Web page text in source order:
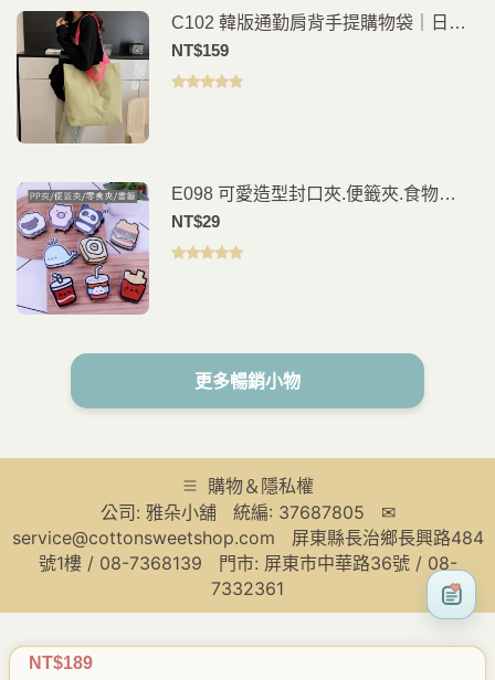
NT$189
C102 韓版通勤肩背手提購物袋｜日常
外出好搭
NT$159
E098 可愛造型封口夾.便籤夾.食物
夾.PP夾.書籤(2入)
NT$29
更多暢銷小物
購物＆隱私權
公司: 雅朵小舖 統編: 37687805 ✉
service@cottonsweetshop.com 屏東縣長治鄉長興路484
號1樓 / 08-7368139 門市: 屏東市中華路36號 / 08-
7332361